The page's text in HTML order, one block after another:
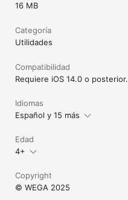
16 MB
Categoría
Utilidades
Compatibilidad
Requiere iOS 14.0 o posterior.
Idiomas
Español y 15 más
Edad
4+
Copyright
© WEGA 2025